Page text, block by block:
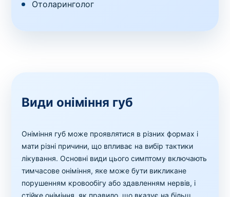
Отоларинголог
Види оніміння губ
Оніміння губ може проявлятися в різних формах і
мати різні причини, що впливає на вибір тактики
лікування. Основні види цього симптому включають
тимчасове оніміння, яке може бути викликане
порушенням кровообігу або здавленням нервів, і